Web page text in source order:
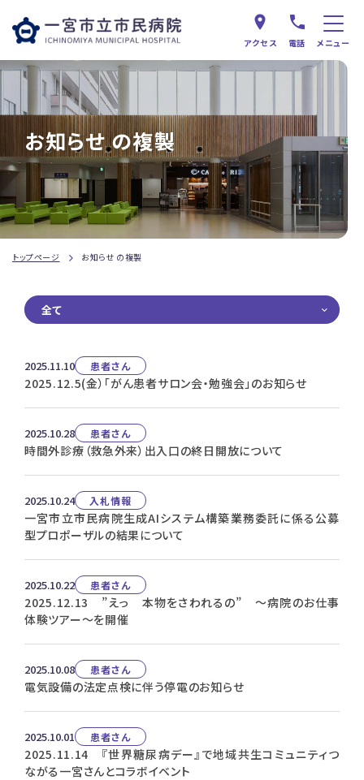
アクセス 電話 メニュー
お知らせ の複製
トップページ お知らせ の複製
2025.11.10 患者さん
2025.12.5(金）「がん患者サロン会・勉強会」のお知らせ
2025.10.28 患者さん
時間外診療（救急外来）出入口の終日開放について
2025.10.24 入札情報
一宮市立市民病院生成AIシステム構築業務委託に係る公募
型プロポーザルの結果について
2025.10.22 患者さん
2025.12.13 ”えっ 本物をさわれるの” ～病院のお仕事
体験ツアー～を開催
2025.10.08 患者さん
電気設備の法定点検に伴う停電のお知らせ
2025.10.01 患者さん
2025.11.14 『世界糖尿病デー』で地域共生コミュニティつ
ながる一宮さんとコラボイベント